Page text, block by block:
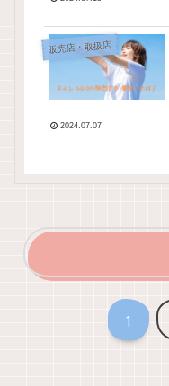
販売店・取扱店
2024.07.07
1